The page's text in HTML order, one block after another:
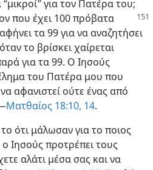
του Πατέρα μου». Πόσο
για τον Πατέρα του;
που έχει 100 πρόβατα
τα 99 για να αναζητήσει
το βρίσκει χαίρεται
για τα 99. Ο Ιησούς
του Πατέρα μου που
αφανιστεί ούτε ένας από
Ματθαίος 18:10,
ότι μάλωσαν για το ποιος
Ιησούς προτρέπει τους